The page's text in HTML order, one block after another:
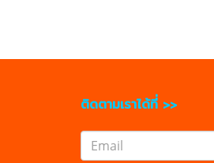
ติดตามเราได้ที่ >>